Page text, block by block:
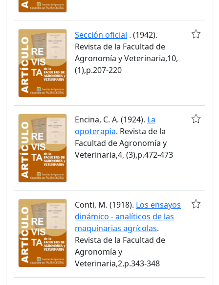
Sección oficial . (1942).
Revista de la Facultad de
Agronomía y Veterinaria,10,
(1),p.207-220
Encina, C. A. (1924). La
opoterapia. Revista de la
Facultad de Agronomía y
Veterinaria,4, (3),p.472-473
Conti, M. (1918). Los ensayos
dinámico - analíticos de las
maquinarias agrícolas.
Revista de la Facultad de
Agronomía y
Veterinaria,2,p.343-348